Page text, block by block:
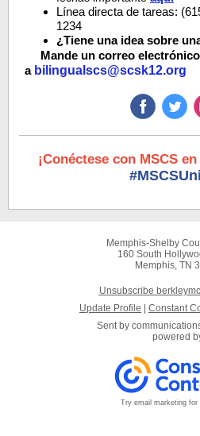
Línea directa de tareas:
1234
¿Tiene una idea sobre
Mande un correo electrónico
a bilingualscs@scsk12.org
¡Conéctese con MSCS
Memphis-Shelby
160 South
Memphis, TN
Unsubscribe
Update Profile
Constant
Sent by
powered
Try email marketing for